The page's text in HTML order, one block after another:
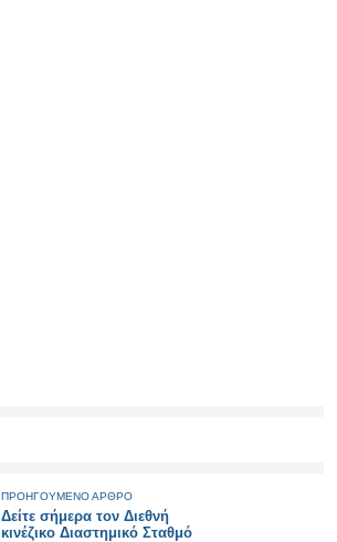
ΠΡΟΗΓΟΥΜΕΝΟ ΑΡΘΡΟ
Δείτε σήμερα τον Διεθνή
κινέζικο Διαστημικό Σταθμό